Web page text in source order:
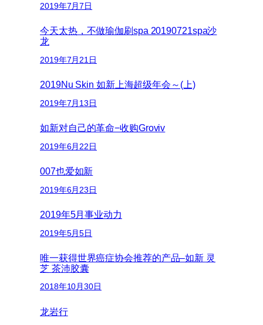
2019年7月7日
今天太热，不做瑜伽刷spa 20190721spa沙
龙
2019年7月21日
2019Nu Skin 如新上海超级年会～(上)
2019年7月13日
如新对自己的革命−收购Groviv
2019年6月22日
007也爱如新
2019年6月23日
2019年5月事业动力
2019年5月5日
唯一获得世界癌症协会推荐的产品–如新 灵
芝 茶沛胶囊
2018年10月30日
龙岩行